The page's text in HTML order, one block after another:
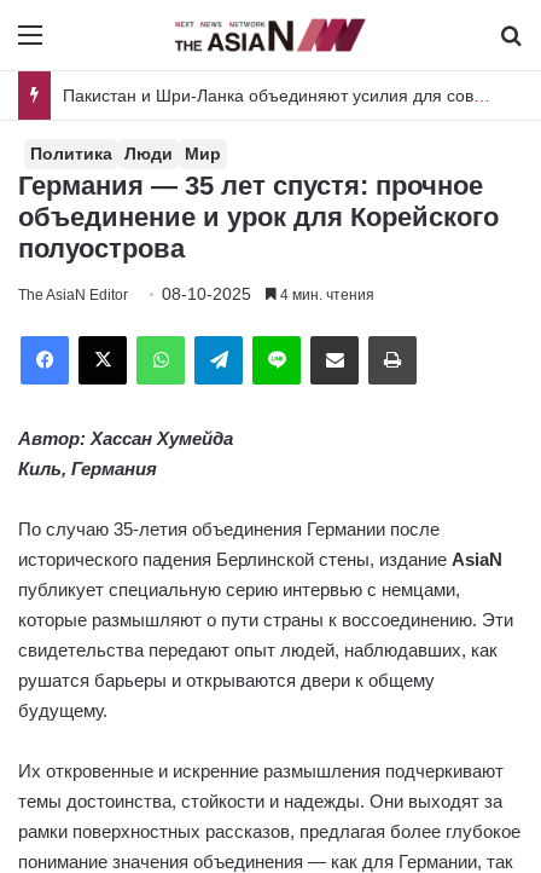
Menu
Политика Люди Мир
Германия — 35 лет спустя: прочное
объединение и урок для Корейского
полуострова
The AsiaN Editor 08-10-2025 4 мин. чтения
FacebookX WhatsAppTelegramLine Отправить по имейл Печать
Автор: Хассан Хумейда
Киль, Германия
По случаю 35-летия объединения Германии после
исторического падения Берлинской стены, издание AsiaN
публикует специальную серию интервью с немцами,
которые размышляют о пути страны к воссоединению. Эти
свидетельства передают опыт людей, наблюдавших, как
рушатся барьеры и открываются двери к общему
будущему.
Их откровенные и искренние размышления подчеркивают
темы достоинства, стойкости и надежды. Они выходят за
рамки поверхностных рассказов, предлагая более глубокое
понимание значения объединения — как для Германии, так